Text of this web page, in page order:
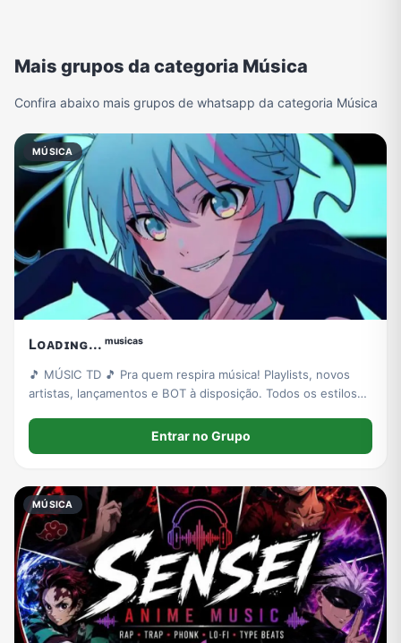
Mais grupos da categoria Música
Confira abaixo mais grupos de whatsapp da categoria Música
MÚSICA
Lᴏᴀᴅɪɴɢ... ᵐᵘˢⁱᶜᵃˢ
🎵 MÚSIC TD 🎵 Pra quem respira música! Playlists, novos
artistas, lançamentos e BOT à disposição. Todos os estilos
Entrar no Grupo
MÚSICA